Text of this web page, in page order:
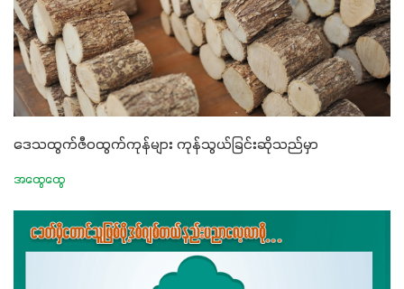
ဒေသထွက်ဇီဝထွက်ကုန်များ ကုန်သွယ်ခြင်းဆိုသည်မှာ
အထွေထွေ